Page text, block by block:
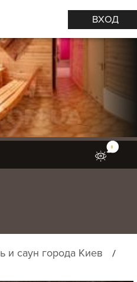
ВХОД
0
и саун города Киев